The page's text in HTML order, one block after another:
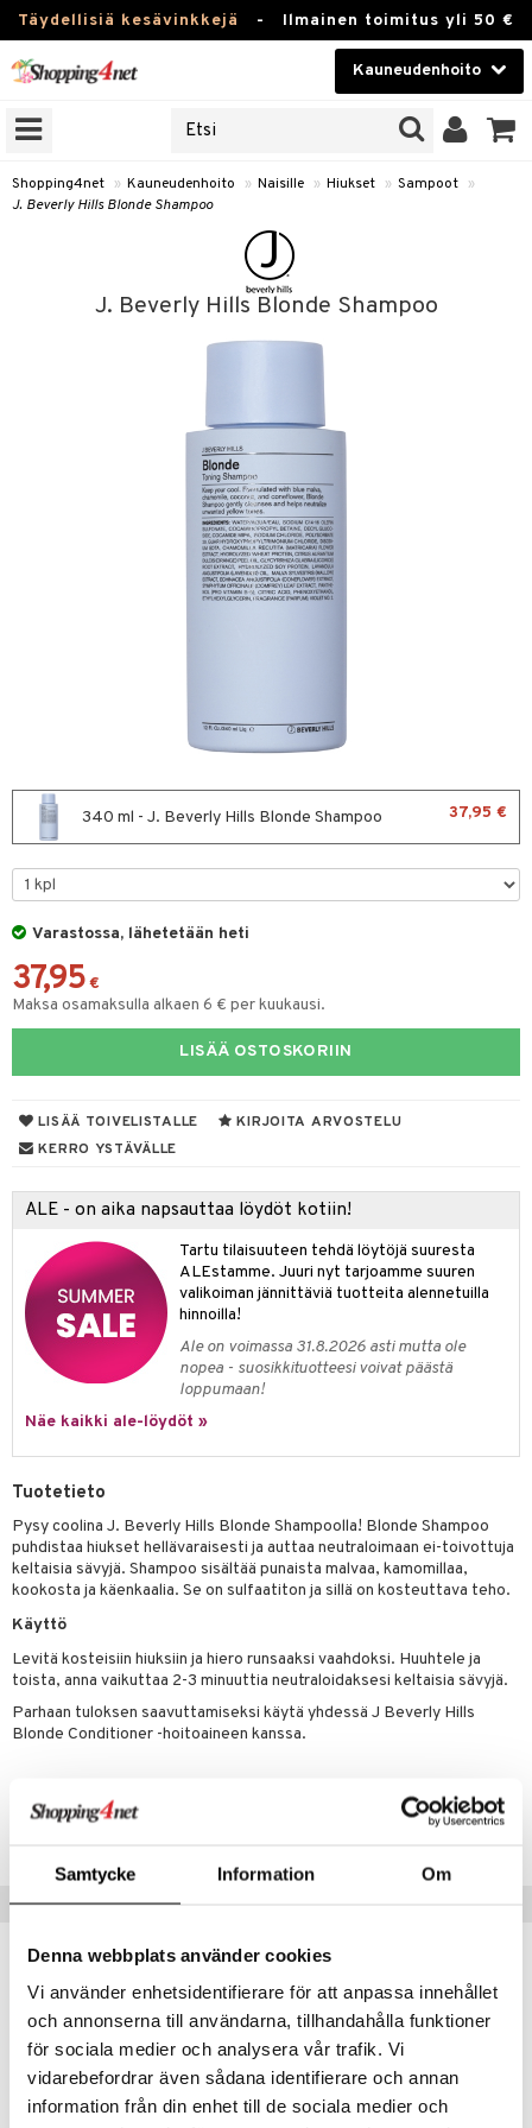
Samtycke Information Om
Denna webbplats använder cookies
Vi använder enhetsidentifierare för att anpassa innehållet
och annonserna till användarna, tillhandahålla funktioner
för sociala medier och analysera vår trafik. Vi
vidarebefordrar även sådana identifierare och annan
information från din enhet till de sociala medier och
Täydellisiä kesävinkkejä - Ilmainen toimitus yli 50 €
Kauneudenhoito
Kauneudenhoito
Piilolinssit
Shopping4net » Kauneudenhoito » Naisille » Hiukset » Sampoot »
J. Beverly Hills Blonde Shampoo
J. Beverly Hills Blonde Shampoo
340 ml - J. Beverly Hills Blonde Shampoo 37,95 €
Varastossa, lähetetään heti
37,95 €
Maksa osamaksulla alkaen 6 € per kuukausi.
LISÄÄ OSTOSKORIIN
LISÄÄ TOIVELISTALLE
KIRJOITA ARVOSTELU
KERRO YSTÄVÄLLE
ALE - on aika napsauttaa löydöt kotiin!
Tartu tilaisuuteen tehdä löytöjä suuresta
ALEstamme. Juuri nyt tarjoamme suuren
valikoiman jännittäviä tuotteita alennetuilla
hinnoilla!
Ale on voimassa 31.8.2026 asti mutta ole
nopea - suosikkituotteesi voivat päästä
loppumaan!
Näe kaikki ale-löydöt »
Tuotetieto
Pysy coolina J. Beverly Hills Blonde Shampoolla! Blonde Shampoo
puhdistaa hiukset hellävaraisesti ja auttaa neutraloimaan ei-toivottuja
keltaisia sävyjä. Shampoo sisältää punaista malvaa, kamomillaa,
kookosta ja käenkaalia. Se on sulfaatiton ja sillä on kosteuttava teho.
Käyttö
Levitä kosteisiin hiuksiin ja hiero runsaaksi vaahdoksi. Huuhtele ja
toista, anna vaikuttaa 2-3 minuuttia neutraloidaksesi keltaisia sävyjä.
Parhaan tuloksen saavuttamiseksi käytä yhdessä J Beverly Hills
Blonde Conditioner -hoitoaineen kanssa.
Tuotenumero
-27%
& Antifrizz
tuotteet
& Geeli
hoito
iho
iho
iho
Päivävoide
hoito
tarvikkeet
/ Kajaali
&
Lapset
Set
tuotteet
hoito
poisto
hoito
& saippuat
tuotteet
& Viikset
shave balm
shave lotion
de cologne
de toilette
hoito
& saippuat
1: Puhdistus
2: Kirkastus
3: Kosteutus
ja Vartalonhoito
ja naamiot
Huulten Hoito
Elixir
Happy For Men
& Soujaus
& vastauksia